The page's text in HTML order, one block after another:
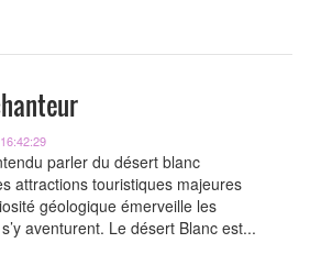
parler du désert blanc
attractions touristiques majeures
géologique émerveille les
aventurent. Le désert Blanc est...